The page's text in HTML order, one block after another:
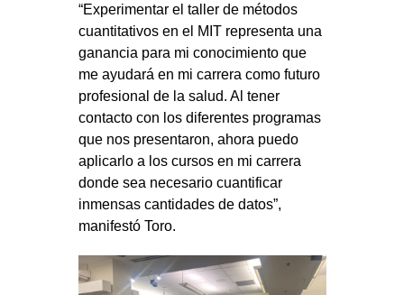
“Experimentar el taller de métodos
cuantitativos en el MIT representa una
ganancia para mi conocimiento que
me ayudará en mi carrera como futuro
profesional de la salud. Al tener
contacto con los diferentes programas
que nos presentaron, ahora puedo
aplicarlo a los cursos en mi carrera
donde sea necesario cuantificar
inmensas cantidades de datos”,
manifestó Toro.